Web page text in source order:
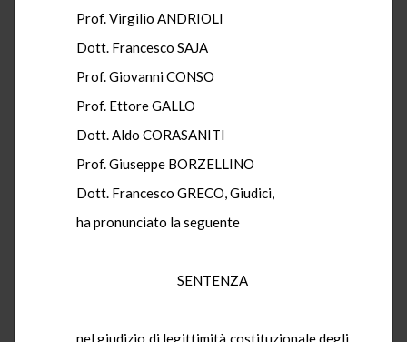
Prof. Virgilio ANDRIOLI
Dott. Francesco SAJA
Prof. Giovanni CONSO
Prof. Ettore GALLO
Dott. Aldo CORASANITI
Prof. Giuseppe BORZELLINO
Dott. Francesco GRECO, Giudici,
ha pronunciato la seguente
SENTENZA
nel giudizio di legittimità costituzionale degli